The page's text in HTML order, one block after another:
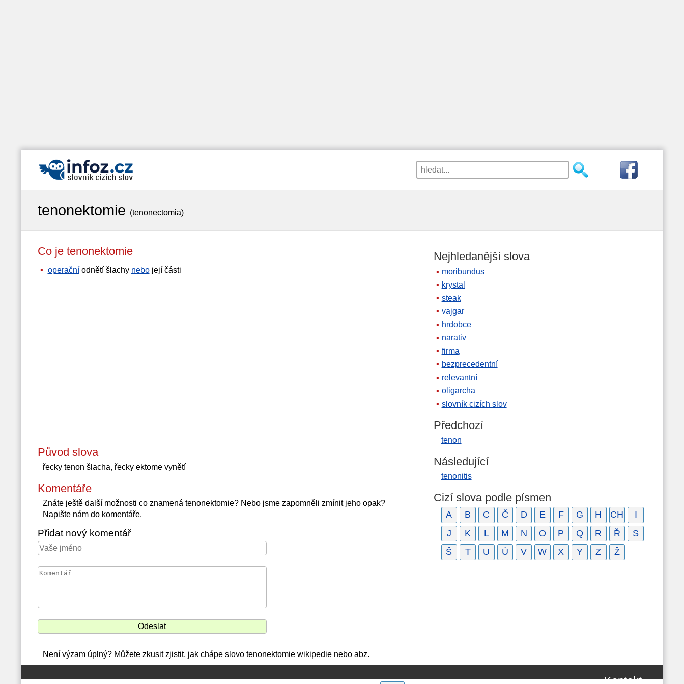
tenonektomie (tenonectomia)
Co je tenonektomie
operačníodnětí šlachy nebojejí části
Původ slova
řecky tenon šlacha, řecky ektome vynětí
Komentáře
Znáte ještě další možnosti co znamená tenonektomie? Nebo jsme zapomněli zmínit jeho opak?
Napište nám do komentáře.
Přidat nový komentář
Není výzam úplný? Můžete zkusit zjistit, jak chápe slovo tenonektomie wikipedie nebo abz.
Nejhledanější slova
moribundus
krystal
steak
vajgar
hrdobce
narativ
firma
bezprecedentní
relevantní
oligarcha
slovník cizích slov
Předchozí
tenon
Následující
tenonitis
Cizí slova podle písmen
A B C Č D E F G H CH
I
J
K L M N O P Q R Ř
S
Š
T U Ú V W X Y Z Ž
Kontakt